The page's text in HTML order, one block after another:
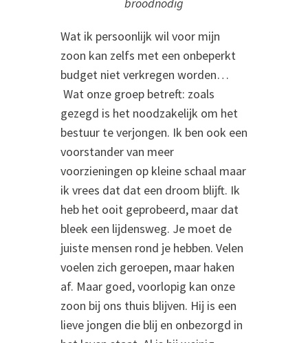
broodnodig
Wat ik persoonlijk wil voor mijn
zoon kan zelfs met een onbeperkt
budget niet verkregen worden…
Wat onze groep betreft: zoals
gezegd is het noodzakelijk om het
bestuur te verjongen. Ik ben ook een
voorstander van meer
voorzieningen op kleine schaal maar
ik vrees dat dat een droom blijft. Ik
heb het ooit geprobeerd, maar dat
bleek een lijdensweg. Je moet de
juiste mensen rond je hebben. Velen
voelen zich geroepen, maar haken
af. Maar goed, voorlopig kan onze
zoon bij ons thuis blijven. Hij is een
lieve jongen die blij en onbezorgd in